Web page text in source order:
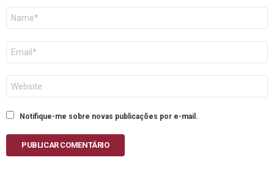
mail
Notifique-me sobre novas publicações por e-mail.
PUBLICAR COMENTÁRIO